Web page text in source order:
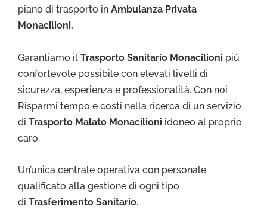
piano di trasporto in Ambulanza Privata
Monacilioni.
Garantiamo il Trasporto Sanitario Monacilioni più
confortevole possibile con elevati livelli di
sicurezza, esperienza e professionalità. Con noi
Risparmi tempo e costi nella ricerca di un servizio
di Trasporto Malato Monacilioni idoneo al proprio
caro.
Un’unica centrale operativa con personale
qualificato alla gestione di ogni tipo
di Trasferimento Sanitario.